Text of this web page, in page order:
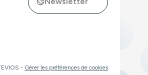
France, Belgique et Luxembourg !"
- Gérer les préférences de cookies